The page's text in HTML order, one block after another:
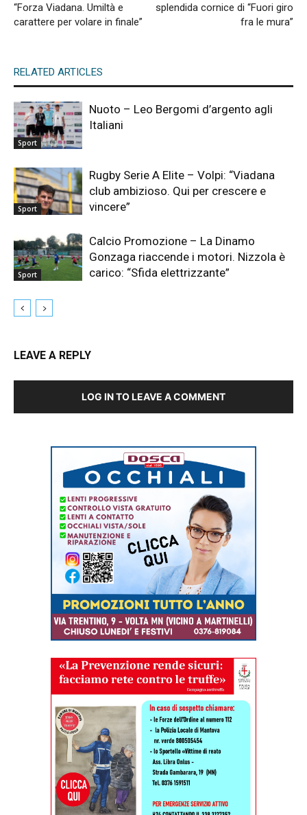
“Forza Viadana. Umiltà e
carattere per volare in finale”
splendida cornice di “Fuori giro
fra le mura”
RELATED ARTICLES
Sport
Nuoto – Leo Bergomi d’argento agli
Italiani
Sport
Rugby Serie A Elite – Volpi: “Viadana
club ambizioso. Qui per crescere e
vincere”
Sport
Calcio Promozione – La Dinamo
Gonzaga riaccende i motori. Nizzola è
carico: “Sfida elettrizzante”
LEAVE A REPLY
LOG IN TO LEAVE A COMMENT